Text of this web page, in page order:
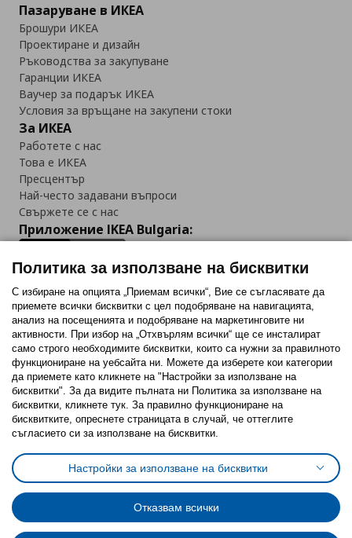
Пазаруване в ИКЕА
Брошури ИКЕА
Проектиране и дизайн
Ръководства за закупуване
Гаранции ИКЕА
Ваучер за подарък ИКЕА
Условия за връщане на закупени стоки
За ИКЕА
Работете с нас
Това е ИКЕА
Пресцентър
Най-често задавани въпроси
Свържете се с нас
Приложение IKEA Bulgaria:
Последвайте ни:
FacebookTwitterYoutubePinterestInstagram
Политика за използване на бисквитки (Cookies)
Избор на настройки за използване на бисквитки
Условия за ползване на ikea.bgОбща политика за личните данни
Политика за защита на личните данни на ikea.bg
Общи условия на програма IKEA Family
Политика за защита на лични данни на програма IKEA Family
Политика за използване на бисквитки
С избиране на опцията „Приемам всички“, Вие се съгласявате да
приемете всички бисквитки с цел подобряване на навигацията,
анализ на посещенията и подобряване на маркетинговите ни
активности. При избор на „Отхвърлям всички“ ще се инсталират
само строго необходимитe бисквитки, които са нужни за правилното
функциониране на уебсайта ни. Можете да изберете кои категории
да приемете като кликнете на "Настройки за използване на
бисквитки". За да видите пълната ни Политика за използване на
бисквитки, кликнете тук. За правилно функциониране на
бисквитките, опреснете страницата в случай, че оттеглите
съгласието си за използване на бисквитки.
Настройки за използване на бисквитки
Отказвам всички